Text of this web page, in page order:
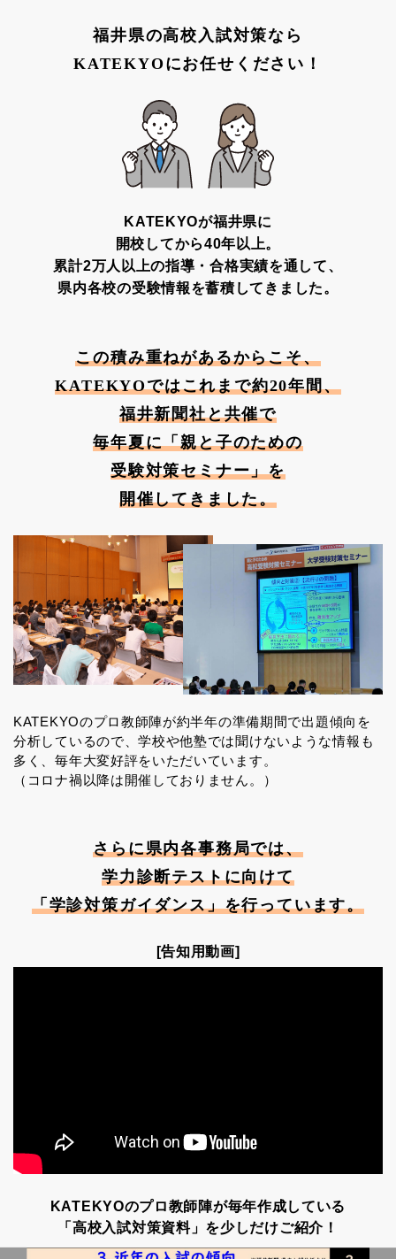
福井県の高校入試対策なら
KATEKYOにお任せください！
KATEKYOが福井県に
開校してから40年以上。
累計2万人以上の指導・合格実績を通して、
県内各校の受験情報を蓄積してきました。
この積み重ねがあるからこそ、
KATEKYOではこれまで約20年間、
福井新聞社と共催で
毎年夏に「親と子のための
受験対策セミナー」を
開催してきました。
KATEKYOのプロ教師陣が約半年の準備期間で出題傾向を
分析しているので、学校や他塾では聞けないような情報も
多く、毎年大変好評をいただいています。
（コロナ禍以降は開催しておりません。）
さらに県内各事務局では、
学力診断テストに向けて
「学診対策ガイダンス」を行っています。
[告知用動画]
KATEKYOのプロ教師陣が毎年作成している
「高校入試対策資料」を少しだけご紹介！